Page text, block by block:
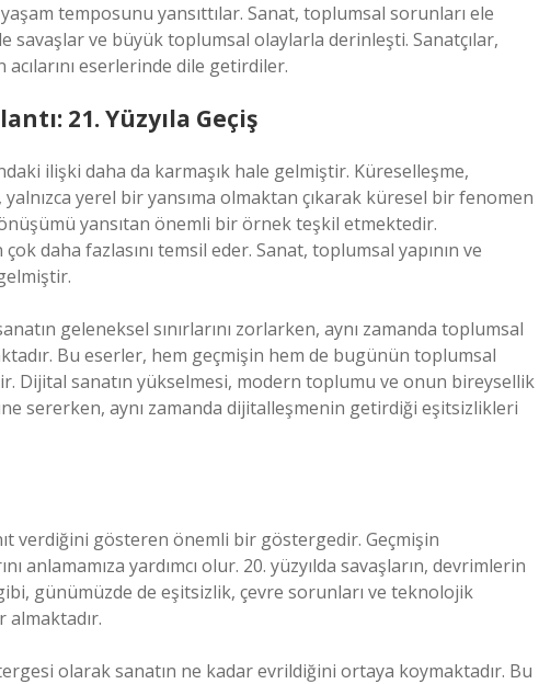
temposunu yansıttılar. Sanat, toplumsal sorunları ele
savaşlar ve büyük toplumsal olaylarla derinleşti. Sanatçılar,
eserlerinde dile getirdiler.
21. Yüzyıla Geçiş
ilişki daha da karmaşık hale gelmiştir. Küreselleşme,
yerel bir yansıma olmaktan çıkarak küresel bir fenomen
yansıtan önemli bir örnek teşkil etmektedir.
daha fazlasını temsil eder. Sanat, toplumsal yapının ve
geleneksel sınırlarını zorlarken, aynı zamanda toplumsal
Bu eserler, hem geçmişin hem de bugünün toplumsal
Dijital sanatın yükselmesi, modern toplumu ve onun bireysellik
sererken, aynı zamanda dijitalleşmenin getirdiği eşitsizlikleri
verdiğini gösteren önemli bir göstergedir. Geçmişin
anlamamıza yardımcı olur. 20. yüzyılda savaşların, devrimlerin
günümüzde de eşitsizlik, çevre sorunları ve teknolojik
olarak sanatın ne kadar evrildiğini ortaya koymaktadır. Bu